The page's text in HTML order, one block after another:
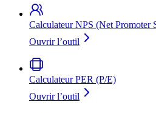
Calculateur NPS (Net Promoter
Ouvrir l’outil
Calculateur PER (P/E)
Ouvrir l’outil